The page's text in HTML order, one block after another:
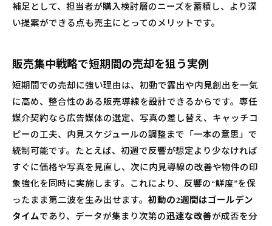
補足として、担当者が購入検討層のニーズを蓄積し、より深
い提案ができる点も売主にとってのメリットです。
販売集中戦略で短期間の売却を狙う実例
短期間での売却に強い理由は、初動で露出や内見創出を一気
に高め、整合性のある販売導線を設計できるからです。専任
媒介契約なら広告媒体の選定、写真の差し替え、キャッチコ
ピーの工夫、内見スケジュールの調整まで「一本の意思」で
統制可能です。たとえば、初週で反響が想定より少なければ
すぐに価格や写真を見直し、次に内見導線の改善や物件の印
象強化を同時に実施します。これにより、反響の“鮮度”を保
ったまま第二波を生み出せます。 初動の2週間はゴールデン
タイムであり、データが集まり次第の迅速な改善が成否を分